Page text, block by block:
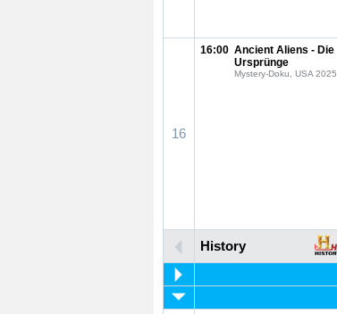
16
16:00 Ancient Aliens - Die
Ursprünge
Mystery-Doku, USA 2025
History